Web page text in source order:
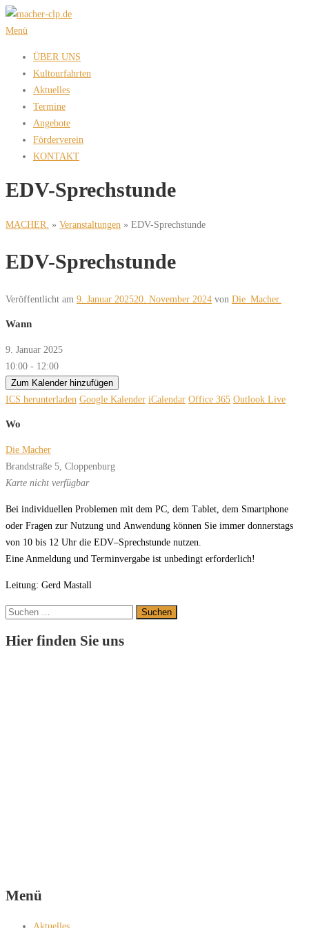
Zum
Inhalt
Menü
ÜBER UNS
Kultourfahrten
Aktuelles
Termine
Angebote
Förderverein
KONTAKT
EDV-Sprechstunde
MACHER. » Veranstaltungen » EDV-Sprechstunde
EDV-Sprechstunde
Veröffentlicht am 9. Januar 202520. November 2024 von Die_Macher.
Wann
9. Januar 2025
10:00 - 12:00
Zum Kalender hinzufügen
ICS herunterladen Google Kalender iCalendar Office 365 Outlook Live
Wo
Die Macher
Brandstraße 5, Cloppenburg
Karte nicht verfügbar
Bei individuellen Problemen mit dem PC, dem Tablet, dem Smartphone
oder Fragen zur Nutzung und Anwendung können Sie immer donnerstags
von 10 bis 12 Uhr die EDV–Sprechstunde nutzen.
Eine Anmeldung und Terminvergabe ist unbedingt erforderlich!
Leitung: Gerd Mastall
Suchen
Hier finden Sie uns
Menü
Aktuelles